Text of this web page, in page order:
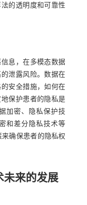
的透明度和可靠性
息，在多模态数据
泄露风险。数据在
安全措施，如何在
保护患者的隐私是
加密、隐私保护技
和差分隐私技术等
确保患者的隐私权
来的发展